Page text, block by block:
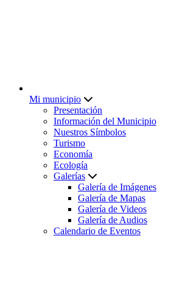
Mi municipio
Presentación
Información del Municipio
Nuestros Símbolos
Turismo
Economía
Ecología
Galerías
Galería de Imágenes
Galería de Mapas
Galería de Videos
Galería de Audios
Calendario de Eventos